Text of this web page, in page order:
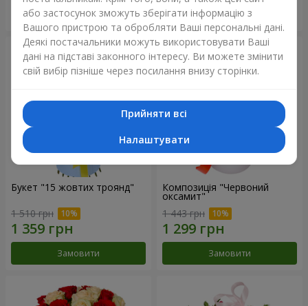
Замовити Замовити
Букет "15 жовтих троянд"
1 510 грн
Замовити
Композиція "Червоний
оксамит"
1 443 грн
Замовити
або застосунок зможуть зберігати інформацію з
Вашого пристрою та обробляти Ваші персональні дані.
Деякі постачальники можуть використовувати Ваші
дані на підставі законного інтересу. Ви можете змінити
свій вибір пізніше через посилання внизу сторінки.
Прийняти всі
Налаштувати